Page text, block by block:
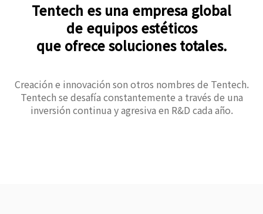
Tentech es una empresa global
de equipos estéticos
que ofrece soluciones totales.
Creación e innovación son otros nombres de Tentech.
Tentech se desafía constantemente a través de una
inversión continua y agresiva en R&D cada año.